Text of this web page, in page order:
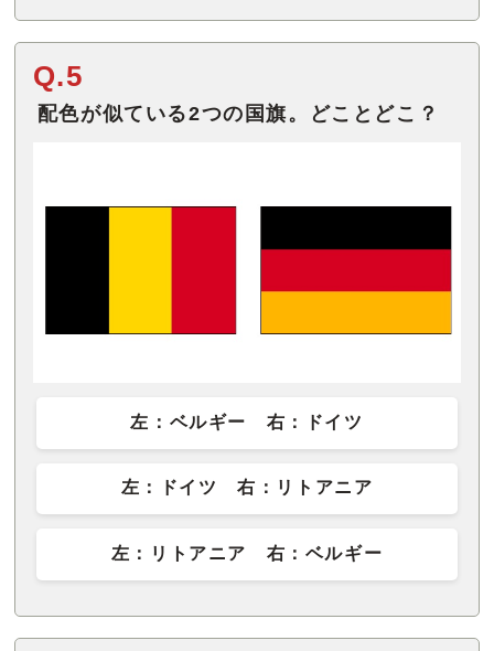
Q.5
配色が似ている2つの国旗。どことどこ？
左：ベルギー 右：ドイツ
左：ドイツ 右：リトアニア
左：リトアニア 右：ベルギー